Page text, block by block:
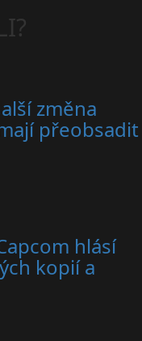
změna
přeobsadit
hlásí
kopií a